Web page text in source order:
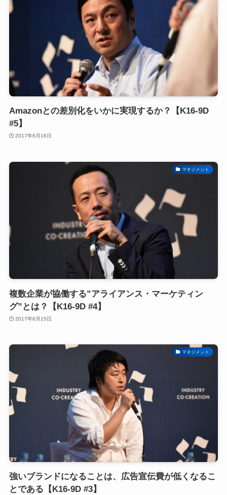
Amazonとの差別化をいかに実現するか？【K16-9D
#5】
2017年6月16日
マネジメント
複数企業が協働する”アライアンス・マーケティン
グ”とは？【K16-9D #4】
2017年6月15日
マネジメント
強いブランドになることは、広告宣伝費が低くなるこ
とである【K16-9D #3】